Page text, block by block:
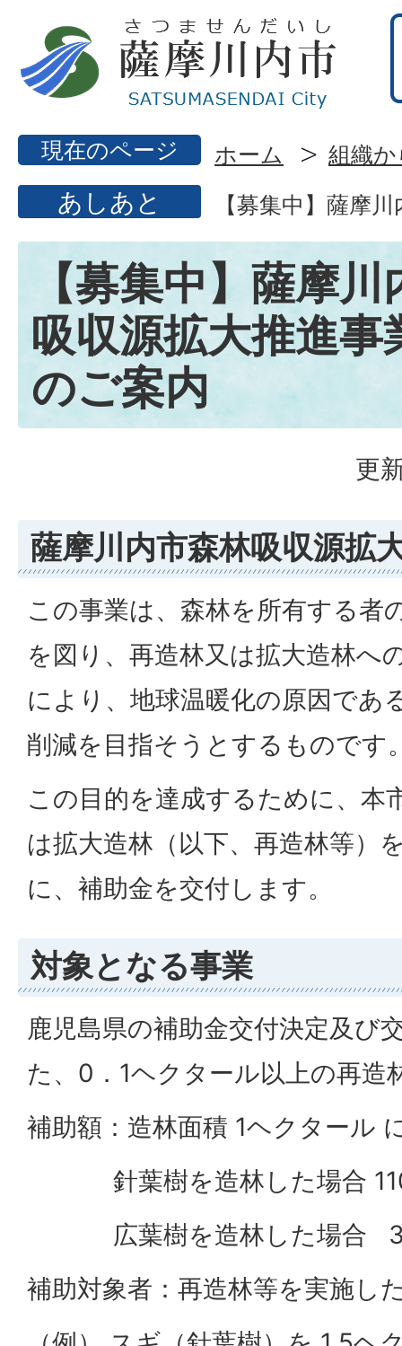
現在のページ ホーム 組織
あしあと 【募集中】薩摩
【募集中】薩摩
吸収源拡大推進事
のご案内
更
薩摩川内市森林吸収源拡
この事業は、森林を所有する者
を図り、再造林又は拡大造林へ
により、地球温暖化の原因であ
削減を目指そうとするものです
この目的を達成するために、本
は拡大造林（以下、再造林等）
に、補助金を交付します。
対象となる事業
鹿児島県の補助金交付決定及び
た、0．1ヘクタール以上の再造
補助額：造林面積 1ヘクタール
針葉樹を造林した場合
広葉樹を造林した場合
補助対象者：再造林等を実施し